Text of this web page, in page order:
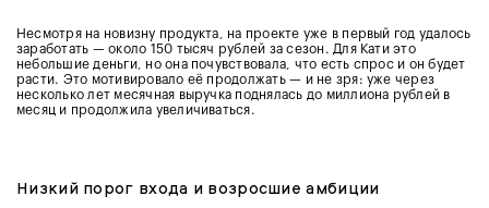
Несмотря на новизну продукта, на проекте уже в первый год удалось
заработать — около 150 тысяч рублей за сезон. Для Кати это
небольшие деньги, но она почувствовала, что есть спрос и он будет
расти. Это мотивировало её продолжать — и не зря: уже через
несколько лет месячная выручка поднялась до миллиона рублей в
месяц и продолжила увеличиваться.
Низкий порог входа и возросшие амбиции